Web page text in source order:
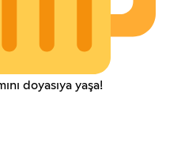
doyasıya yaşa!